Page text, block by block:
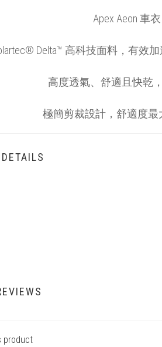
Apex Aeon 車
Delta™ 高科技面料，有效
高度透氣、舒適且快乾
極簡剪裁設計，舒適度最
product